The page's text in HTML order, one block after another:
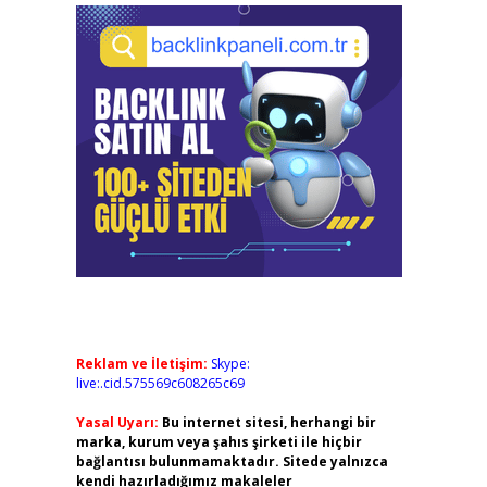
Reklam ve İletişim: Skype:
live:.cid.575569c608265c69
Yasal Uyarı: Bu internet sitesi, herhangi bir
marka, kurum veya şahıs şirketi ile hiçbir
bağlantısı bulunmamaktadır. Sitede yalnızca
kendi hazırladığımız makaleler